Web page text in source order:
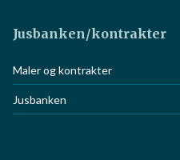
Jusbanken/kontrakter
Maler og kontrakter
Jusbanken